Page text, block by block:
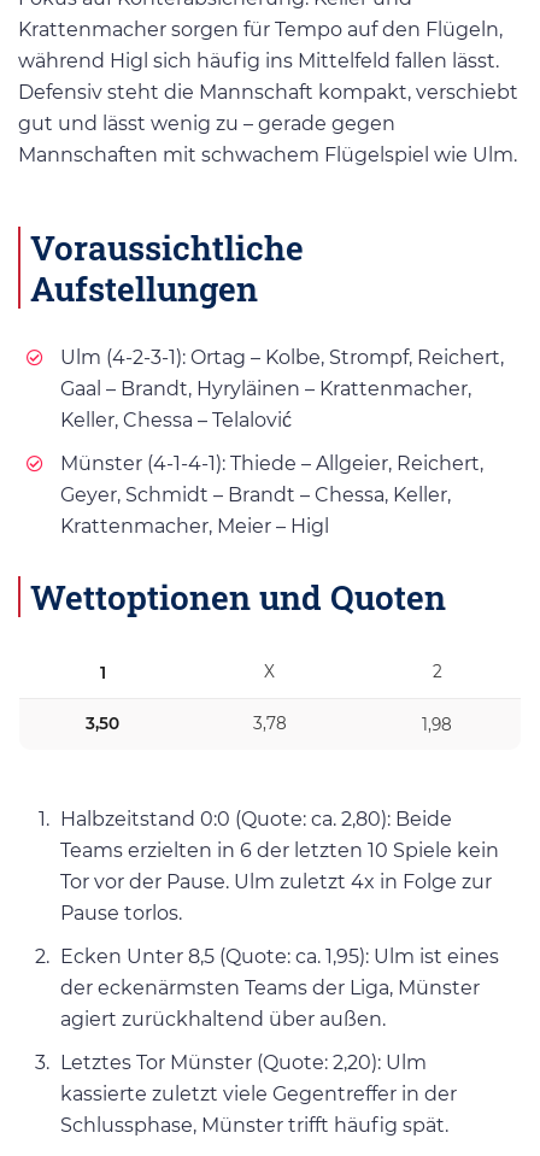
Krattenmacher sorgen für Tempo auf den Flügeln,
während Higl sich häufig ins Mittelfeld fallen lässt.
Defensiv steht die Mannschaft kompakt, verschiebt
gut und lässt wenig zu – gerade gegen
Mannschaften mit schwachem Flügelspiel wie Ulm.
Voraussichtliche
Aufstellungen
Ulm (4-2-3-1): Ortag – Kolbe, Strompf, Reichert,
Gaal – Brandt, Hyryläinen – Krattenmacher,
Keller, Chessa – Telalović
Münster (4-1-4-1): Thiede – Allgeier, Reichert,
Geyer, Schmidt – Brandt – Chessa, Keller,
Krattenmacher, Meier – Higl
Wettoptionen und Quoten
1 X 2
3,50 3,78 1,98
Halbzeitstand 0:0 (Quote: ca. 2,80): Beide
Teams erzielten in 6 der letzten 10 Spiele kein
Tor vor der Pause. Ulm zuletzt 4x in Folge zur
Pause torlos.
Ecken Unter 8,5 (Quote: ca. 1,95): Ulm ist eines
der eckenärmsten Teams der Liga, Münster
agiert zurückhaltend über außen.
Letztes Tor Münster (Quote: 2,20): Ulm
kassierte zuletzt viele Gegentreffer in der
Schlussphase, Münster trifft häufig spät.